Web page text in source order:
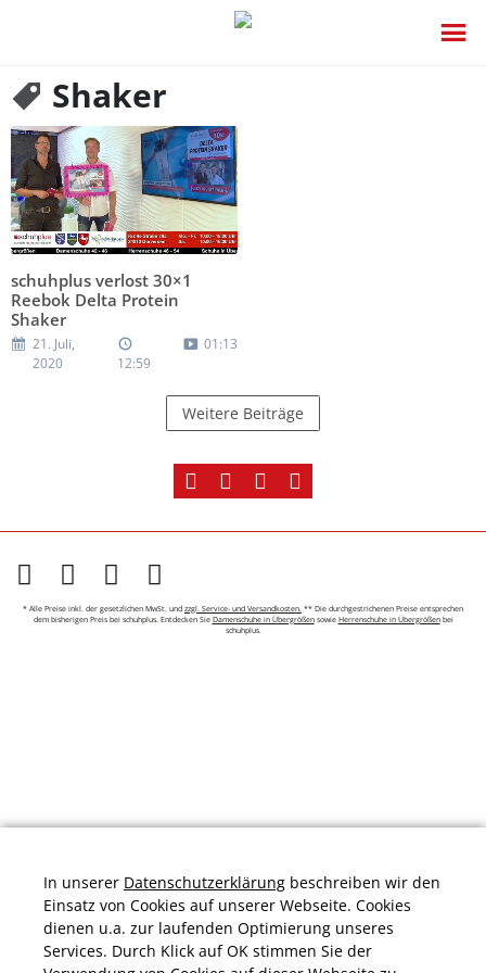
Shaker
schuhplus verlost 30×1
Reebok Delta Protein
Shaker
21. Juli,
2020
12:59
01:13
Weitere Beiträge
* Alle Preise inkl. der gesetzlichen MwSt. und zzgl. Service- und Versandkosten. ** Die durchgestrichenen Preise entsprechen
dem bisherigen Preis bei schuhplus. Entdecken Sie Damenschuhe in Übergrößensowie Herrenschuhe in Übergrößenbei
schuhplus.
In unserer Datenschutzerklärung beschreiben wir den
Einsatz von Cookies auf unserer Webseite. Cookies
dienen u.a. zur laufenden Optimierung unseres
Services. Durch Klick auf OK stimmen Sie der